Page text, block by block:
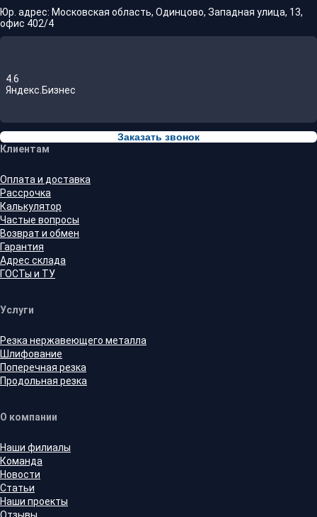
Юр. адрес: Московская область, Одинцово, Западная улица, 13,
офис 402/4
4.6
Яндекс.Бизнес
Заказать звонок
Клиентам
Оплата и доставка
Рассрочка
Калькулятор
Частые вопросы
Возврат и обмен
Гарантия
Адрес склада
ГОСТы и ТУ
Услуги
Резка нержавеющего металла
Шлифование
Поперечная резка
Продольная резка
О компании
Наши филиалы
Команда
Новости
Статьи
Наши проекты